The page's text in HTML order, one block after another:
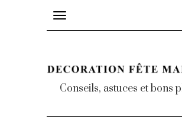
Toggle
navigation
Conseils, astuces et bons